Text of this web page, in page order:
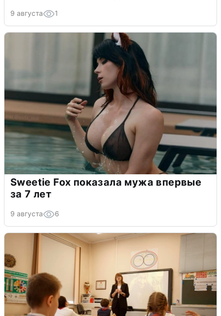
9 августа 1
Sweetie Fox показала мужа впервые
за 7 лет
9 августа 6